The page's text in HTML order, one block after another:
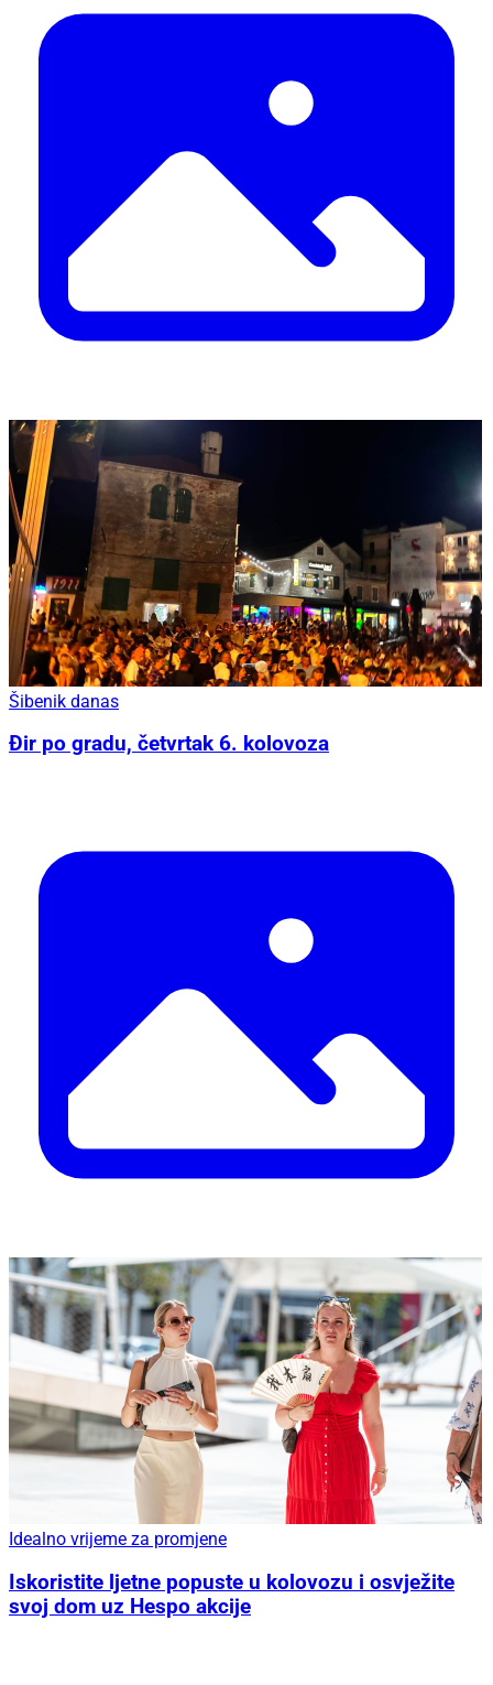
Šibenik danas
Đir po gradu, četvrtak 6. kolovoza
Idealno vrijeme za promjene
Iskoristite ljetne popuste u kolovozu i osvježite
svoj dom uz Hespo akcije